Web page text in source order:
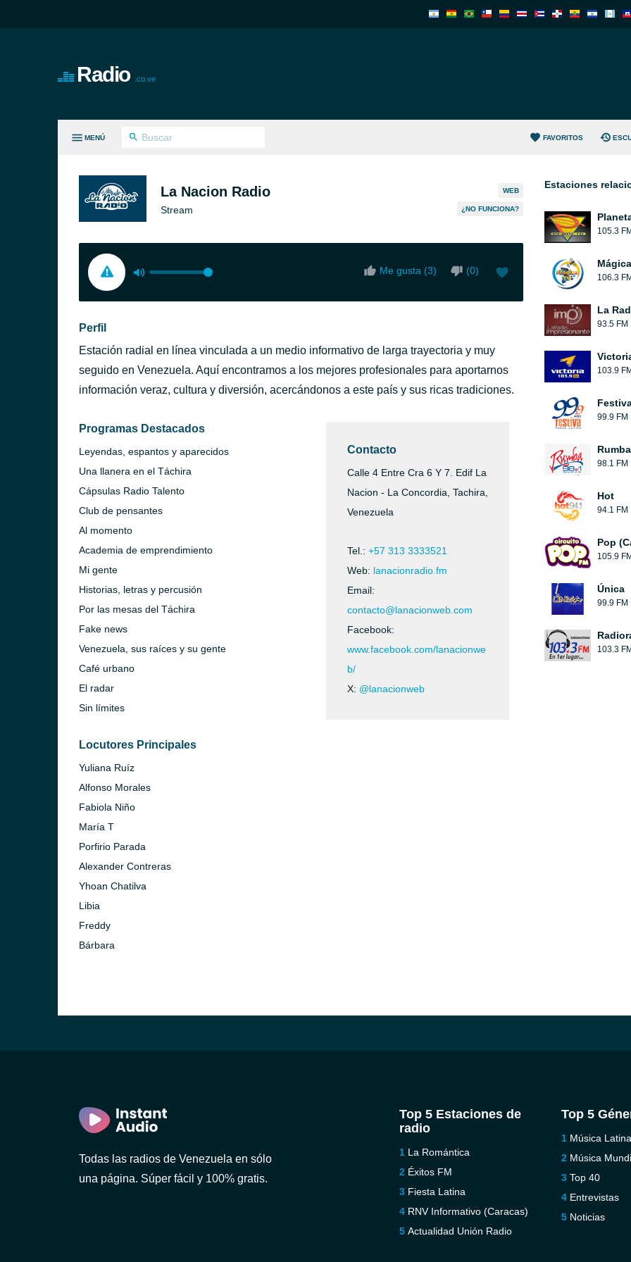
Radio .co.ve
MENÚ FAVORITOS
La Nacion Radio
Stream
WEB
¿NO FUNCIONA?
Me gusta (3) (0)
Perfil
Estación radial en línea vinculada a un medio informativo de larga trayectoria y muy
seguido en Venezuela. Aquí encontramos a los mejores profesionales para aportarnos
información veraz, cultura y diversión, acercándonos a este país y sus ricas tradiciones.
Programas Destacados
Leyendas, espantos y aparecidos
Una llanera en el Táchira
Cápsulas Radio Talento
Club de pensantes
Al momento
Academia de emprendimiento
Mi gente
Historias, letras y percusión
Por las mesas del Táchira
Fake news
Venezuela, sus raíces y su gente
Café urbano
El radar
Sin límites
Locutores Principales
Yuliana Ruíz
Alfonso Morales
Fabiola Niño
María T
Porfirio Parada
Alexander Contreras
Yhoan Chatilva
Libia
Freddy
Bárbara
Contacto
Calle 4 Entre Cra 6 Y 7. Edif La
Nacion - La Concordia, Tachira,
Venezuela
Tel.: +57 313 3333521
Web: lanacionradio.fm
Email:
contacto@lanacionweb.com
Facebook:
www.facebook.com/lanacionwe
b/
X: @lanacionweb
Estaciones
105.3 FM
Mágica
106.3 FM
La
93.5 FM
103.9 FM
99.9 FM
Rumba
98.1 FM
Hot
94.1 FM
Pop
105.9 FM
Única
99.9 FM
103.3 FM
Todas las radios de Venezuela en sólo
una página. Súper fácil y 100% gratis.
Top 5 Estaciones de
radio
La Romántica
Éxitos FM
Fiesta Latina
RNV Informativo (Caracas)
Actualidad Unión Radio
Top 5
Música Latina
Música
Top 40
Entrevistas
Noticias